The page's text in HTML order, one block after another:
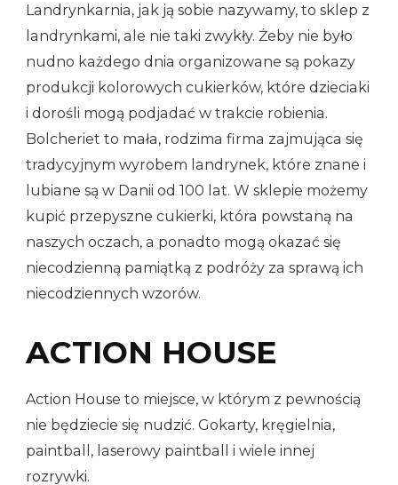
Landrynkarnia, jak ją sobie nazywamy, to sklep z
landrynkami, ale nie taki zwykły. Żeby nie było
nudno każdego dnia organizowane są pokazy
produkcji kolorowych cukierków, które dzieciaki
i dorośli mogą podjadać w trakcie robienia.
Bolcheriet to mała, rodzima firma zajmująca się
tradycyjnym wyrobem landrynek, które znane i
lubiane są w Danii od 100 lat. W sklepie możemy
kupić przepyszne cukierki, która powstaną na
naszych oczach, a ponadto mogą okazać się
niecodzienną pamiątką z podróży za sprawą ich
niecodziennych wzorów.
ACTION HOUSE
Action House to miejsce, w którym z pewnością
nie będziecie się nudzić. Gokarty, kręgielnia,
paintball, laserowy paintball i wiele innej
rozrywki.